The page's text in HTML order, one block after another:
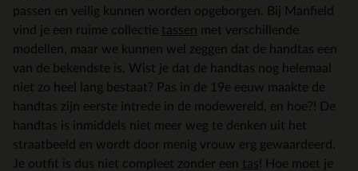
passen en veilig kunnen worden opgeborgen. Bij Manfield
vind je een ruime collectie tassen met verschillende
modellen, maar we kunnen wel zeggen dat de handtas een
van de bekendste is. Wist je dat de handtas nog helemaal
niet zo heel lang bestaat? Pas in de 19e eeuw maakte de
handtas zijn eerste intrede in de modewereld, en hoe?! De
handtas is inmiddels niet meer weg te denken uit het
straatbeeld en wordt door menig vrouw erg gewaardeerd.
Je outfit is dus niet compleet zonder een tas! Hoe moet je